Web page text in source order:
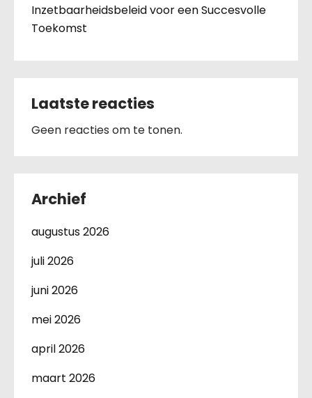
Inzetbaarheidsbeleid voor een Succesvolle
Toekomst
Laatste reacties
Geen reacties om te tonen.
Archief
augustus 2026
juli 2026
juni 2026
mei 2026
april 2026
maart 2026